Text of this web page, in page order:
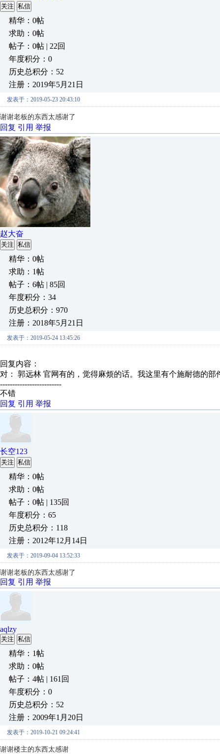
关注 私信
精华：0帖
求助：0帖
帖子：0帖 | 22回
年度积分：0
历史总积分：52
注册：2019年5月21日
发表于：2019-05-23 20:43:10
谢谢老板的东西太感谢了
回复 引用 举报
赵大奋
关注 私信
精华：0帖
求助：1帖
帖子：6帖 | 85回
年度积分：34
历史总积分：970
注册：2018年5月21日
发表于：2019-05-24 13:45:26
回复内容：
对： 郭远林 官网有的，觉得麻烦的话。我这里有个施耐德的部
-------------------------
不错
回复 引用 举报
长空123
关注 私信
精华：0帖
求助：0帖
帖子：0帖 | 135回
年度积分：65
历史总积分：118
注册：2012年12月14日
发表于：2019-09-04 13:52:33
谢谢老板的东西太感谢了
回复 引用 举报
aqlzy
关注 私信
精华：1帖
求助：0帖
帖子：4帖 | 161回
年度积分：0
历史总积分：52
注册：2009年1月20日
发表于：2019-10-21 09:24:41
谢谢楼主的东西太感谢